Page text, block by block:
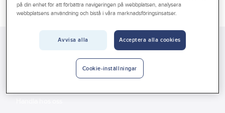
Produkter Beställ direkt
Produkter Gelia El Belysning
Exteriörarmaturer
Batteridrivet, uppladdningsbart
på din enhet för att förbättra navigeringen på webbplatsen, analysera
webbplatsens användning och bistå i våra marknadsföringsinsatser.
Avvisa alla Acceptera alla cookies
Cookie-inställningar